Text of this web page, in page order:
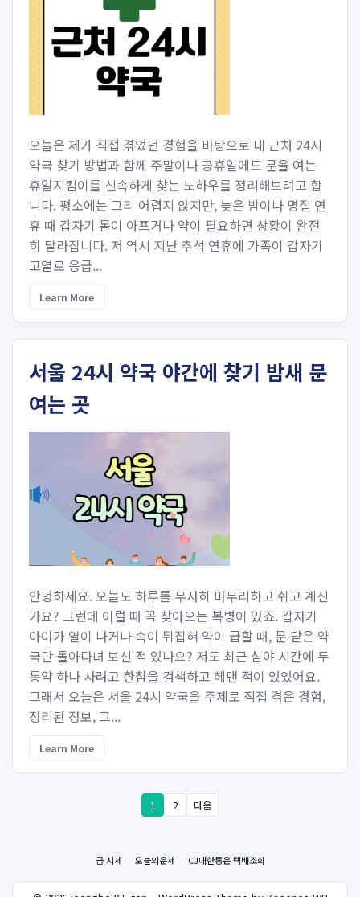
오늘은 제가 직접 겪었던 경험을 바탕으로 내 근처 24시
약국 찾기 방법과 함께 주말이나 공휴일에도 문을 여는
휴일지킴이를 신속하게 찾는 노하우를 정리해보려고 합
니다. 평소에는 그리 어렵지 않지만, 늦은 밤이나 명절 연
휴 때 갑자기 몸이 아프거나 약이 필요하면 상황이 완전
히 달라집니다. 저 역시 지난 추석 연휴에 가족이 갑자기
고열로 응급...
Learn More
서울 24시 약국 야간에 찾기 밤새 문
여는 곳
안녕하세요. 오늘도 하루를 무사히 마무리하고 쉬고 계신
가요? 그런데 이럴 때 꼭 찾아오는 복병이 있죠. 갑자기
아이가 열이 나거나 속이 뒤집혀 약이 급할 때, 문 닫은 약
국만 돌아다녀 보신 적 있나요? 저도 최근 심야 시간에 두
통약 하나 사려고 한참을 검색하고 헤맨 적이 있었어요.
그래서 오늘은 서울 24시 약국을 주제로 직접 겪은 경험,
정리된 정보, 그...
Learn More
1 2 다음
금 시세 오늘의운세 CJ대한통운 택배조회